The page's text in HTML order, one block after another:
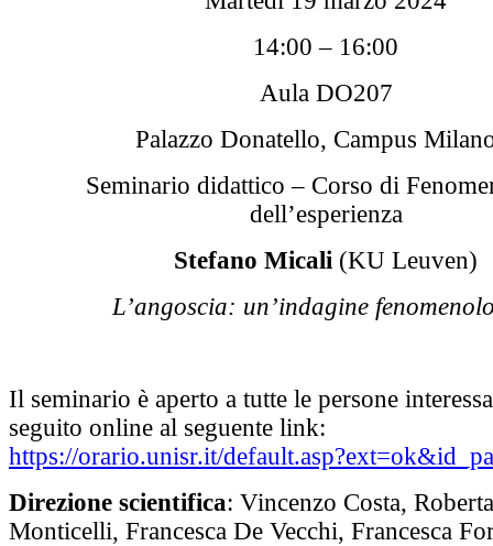
14:00 – 16:00
Aula DO207
Palazzo Donatello, Campus
Seminario didattico – Corso di
dell’esperienza
Stefano Micali (KU Leuven)
L’angoscia: un’indagine
Il seminario è aperto a tutte le persone
seguito online al seguente link:
https://orario.unisr.it/
Direzione scientifica: Vincenzo Costa,
Monticelli, Francesca De Vecchi, Francesca